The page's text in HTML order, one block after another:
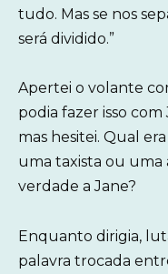
tudo. Mas se nos
será dividido.”
Apertei o volante
podia fazer isso
mas hesitei. Qual
uma taxista ou uma
verdade a Jane?
Enquanto dirigia,
palavra trocada